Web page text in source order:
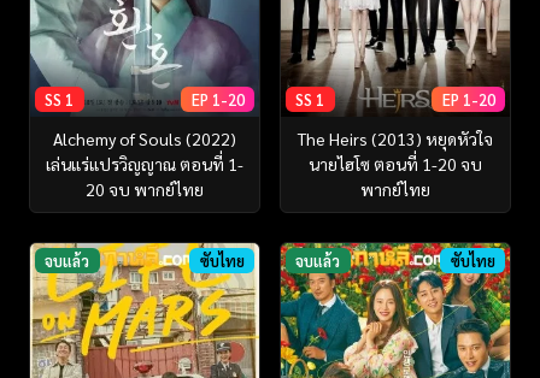
SS 1 EP 1-20
Alchemy of Souls (2022)
เล่นแร่แปรวิญญาณ ตอนที่ 1-
20 จบ พากย์ไทย
SS 1 EP 1-20
The Heirs (2013) หยุดหัวใจ
นายไฮโซ ตอนที่ 1-20 จบ
พากย์ไทย
จบแล้ว ซับไทย จบแล้ว ซับไทย